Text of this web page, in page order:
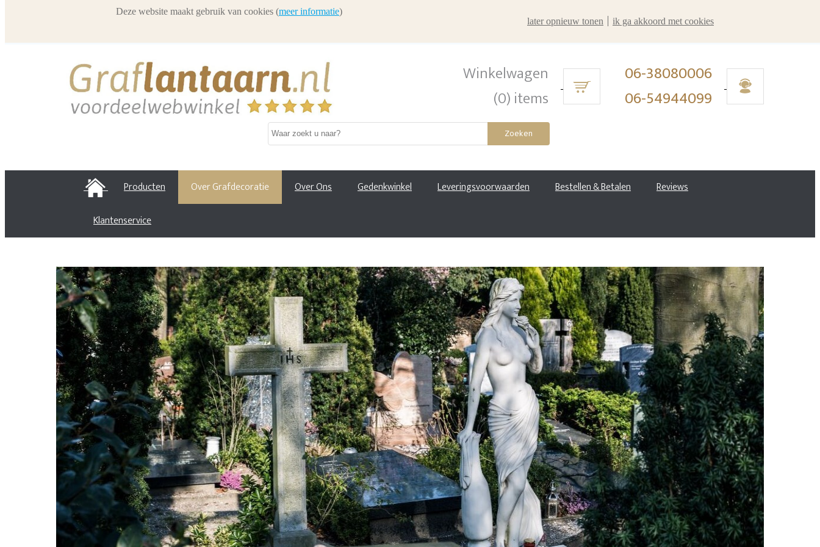
Winkelwagen
(0) items
06-38080006
06-54944099
Zoeken
HOME Producten Over Grafdecoratie Over Ons Gedenkwinkel Leveringsvoorwaarden Bestellen & Betalen Reviews
Klantenservice
Deze website maakt gebruik van cookies (meer informatie)
later opnieuw tonen
ik ga akkoord met cookies